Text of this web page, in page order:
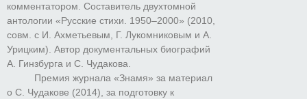
комментатором. Составитель двухтомной
антологии «Русские стихи. 1950–2000» (2010,
совм. с И. Ахметьевым, Г. Лукомниковым и А.
Урицким). Автор документальных биографий
А. Гинзбурга и С. Чудакова.
Премия журнала «Знамя» за материал
о С. Чудакове (2014), за подготовку к